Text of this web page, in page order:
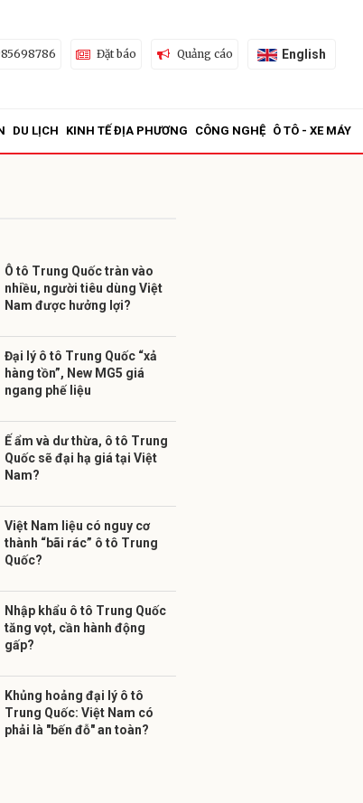
Đặt báo Quảng cáo English
DU LỊCH KINH TẾ ĐỊA PHƯƠNG CÔNG NGHỆ Ô TÔ - XE MÁY
Ô tô Trung Quốc tràn vào
nhiều, người tiêu dùng Việt
Nam được hưởng lợi?
Đại lý ô tô Trung Quốc “xả
hàng tồn”, New MG5 giá
ngang phế liệu
Ế ẩm và dư thừa, ô tô Trung
Quốc sẽ đại hạ giá tại Việt
Nam?
Việt Nam liệu có nguy cơ
thành “bãi rác” ô tô Trung
Quốc?
Nhập khẩu ô tô Trung Quốc
tăng vọt, cần hành động
gấp?
Khủng hoảng đại lý ô tô
Trung Quốc: Việt Nam có
phải là "bến đỗ" an toàn?